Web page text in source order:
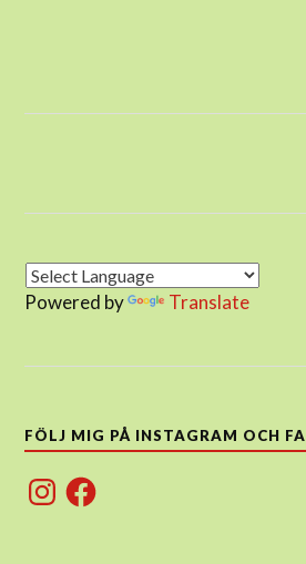
Powered by Translate
FÖLJ MIG PÅ INSTAGRAM OCH
InstagramFacebook